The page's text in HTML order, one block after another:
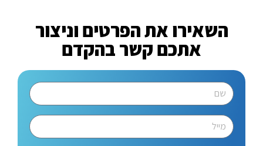
השאירו את הפרטים וניצור
אתכם קשר בהקדם